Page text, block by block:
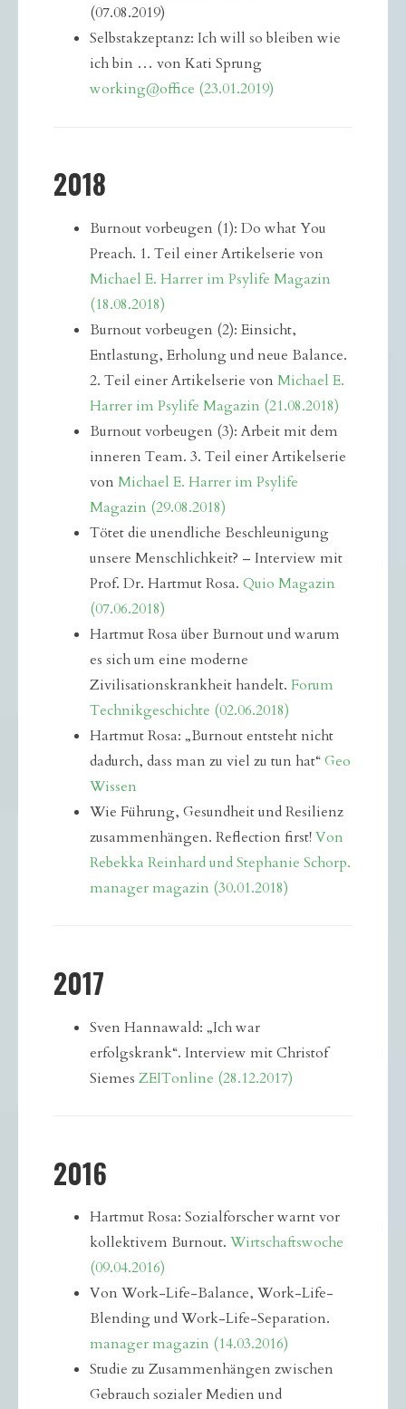
(07.08.2019)
Selbstakzeptanz: Ich will so bleiben wie
ich bin … von Kati Sprung
working@office (23.01.2019)
2018
Burnout vorbeugen (1): Do what You
Preach. 1. Teil einer Artikelserie von
Michael E. Harrer im Psylife Magazin
(18.08.2018)
Burnout vorbeugen (2): Einsicht,
Entlastung, Erholung und neue Balance.
2. Teil einer Artikelserie von Michael E.
Harrer im Psylife Magazin (21.08.2018)
Burnout vorbeugen (3): Arbeit mit dem
inneren Team. 3. Teil einer Artikelserie
von Michael E. Harrer im Psylife
Magazin (29.08.2018)
Tötet die unendliche Beschleunigung
unsere Menschlichkeit? – Interview mit
Prof. Dr. Hartmut Rosa. Quio Magazin
(07.06.2018)
Hartmut Rosa über Burnout und warum
es sich um eine moderne
Zivilisationskrankheit handelt. Forum
Technikgeschichte (02.06.2018)
Hartmut Rosa: „Burnout entsteht nicht
dadurch, dass man zu viel zu tun hat“Geo
Wissen
Wie Führung, Gesundheit und Resilienz
zusammenhängen. Reflection first!Von
Rebekka Reinhard und Stephanie Schorp.
manager magazin (30.01.2018)
2017
Sven Hannawald: „Ich war
erfolgskrank“. Interview mit Christof
Siemes ZEITonline (28.12.2017)
2016
Hartmut Rosa: Sozialforscher warnt vor
kollektivem Burnout. Wirtschaftswoche
(09.04.2016)
Von Work-Life-Balance, Work-Life-
Blending und Work-Life-Separation.
manager magazin (14.03.2016)
Studie zu Zusammenhängen zwischen
Gebrauch sozialer Medien und